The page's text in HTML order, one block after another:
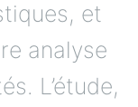
et
analyse
L’étude,